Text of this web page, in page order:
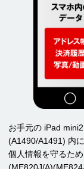
お手元の iPad
(A1490/A1491) 内
個人情報を守るた
(ME820J/